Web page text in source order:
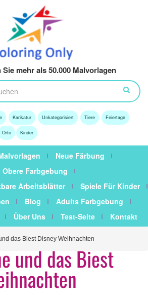
mehr als 50.000 Malvorlagen
Karikatur Unkategorisiert Tiere Feiertage
Orte Kinder
Neue Färbung
Obere Farbgebung
Arbeitsblätter
Spiele Für Kinder
Blog
Adults Farbgebung
Über Uns Test-Seite Kontakt
das Biest Disney Weihnachten
und das Biest